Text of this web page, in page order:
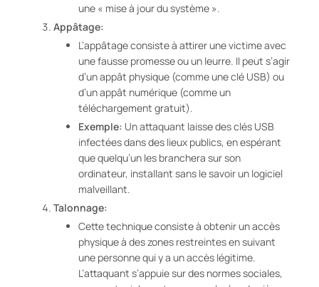
une « mise à jour du système ».
Appâtage:
L’appâtage consiste à attirer une victime avec
une fausse promesse ou un leurre. Il peut s’agir
d’un appât physique (comme une clé USB) ou
d’un appât numérique (comme un
téléchargement gratuit).
Exemple: Un attaquant laisse des clés USB
infectées dans des lieux publics, en espérant
que quelqu’un les branchera sur son
ordinateur, installant sans le savoir un logiciel
malveillant.
Talonnage:
Cette technique consiste à obtenir un accès
physique à des zones restreintes en suivant
une personne qui y a un accès légitime.
L’attaquant s’appuie sur des normes sociales,